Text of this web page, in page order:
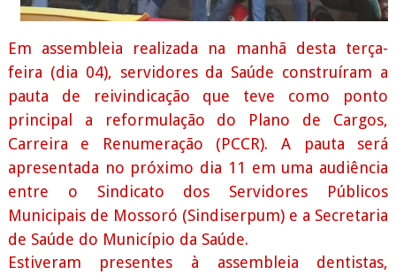
Em assembleia realizada na manhã desta terça-
feira (dia 04), servidores da Saúde construíram a
pauta de reivindicação que teve como ponto
principal a reformulação do Plano de Cargos,
Carreira e Renumeração (PCCR). A pauta será
apresentada no próximo dia 11 em uma audiência
entre o Sindicato dos Servidores Públicos
Municipais de Mossoró (Sindiserpum) e a Secretaria
de Saúde do Município da Saúde.
Estiveram presentes à assembleia dentistas,